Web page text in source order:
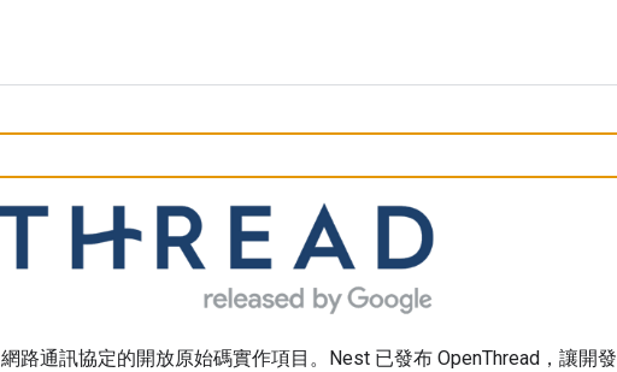
網路通訊協定的開放原始碼實作項目。Nest 已發布 OpenThread，讓開發